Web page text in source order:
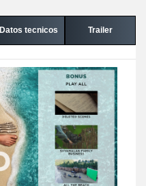
Datos tecnicos Trailer